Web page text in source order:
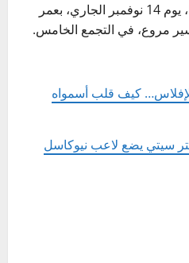
وكان صبري رحل عن عالمنا، يوم 14 نوفمبر الجاري، بعمر
كيف قلب أسمواه
سيتي يضع لاعب نيوكاسل